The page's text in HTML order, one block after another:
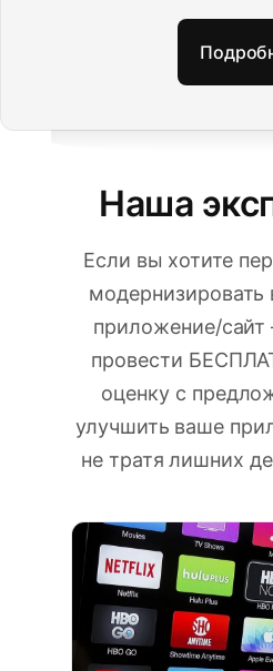
Наша
Если вы хотите
приложение/
провести
оценку с
улучшить ваше
не тратя лишних